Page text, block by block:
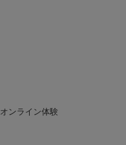
オンライン体験